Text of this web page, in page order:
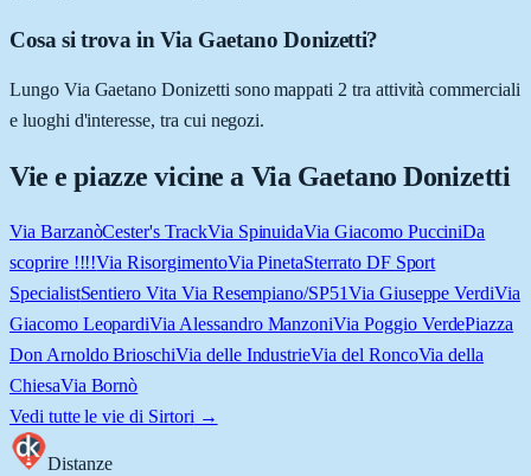
Cosa si trova in Via Gaetano Donizetti?
Lungo Via Gaetano Donizetti sono mappati 2 tra attività commerciali
e luoghi d'interesse, tra cui negozi.
Vie e piazze vicine a Via Gaetano Donizetti
Via BarzanòCester's TrackVia SpinuidaVia Giacomo PucciniDa
scoprire !!!!Via RisorgimentoVia PinetaSterrato DF Sport
SpecialistSentiero Vita Via Resempiano/SP51Via Giuseppe VerdiVia
Giacomo LeopardiVia Alessandro ManzoniVia Poggio VerdePiazza
Don Arnoldo BrioschiVia delle IndustrieVia del RoncoVia della
ChiesaVia Bornò
Vedi tutte le vie di Sirtori →
Distanze